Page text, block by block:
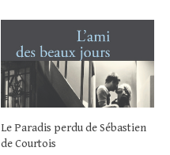
Le Paradis perdu de Sébastien
de Courtois